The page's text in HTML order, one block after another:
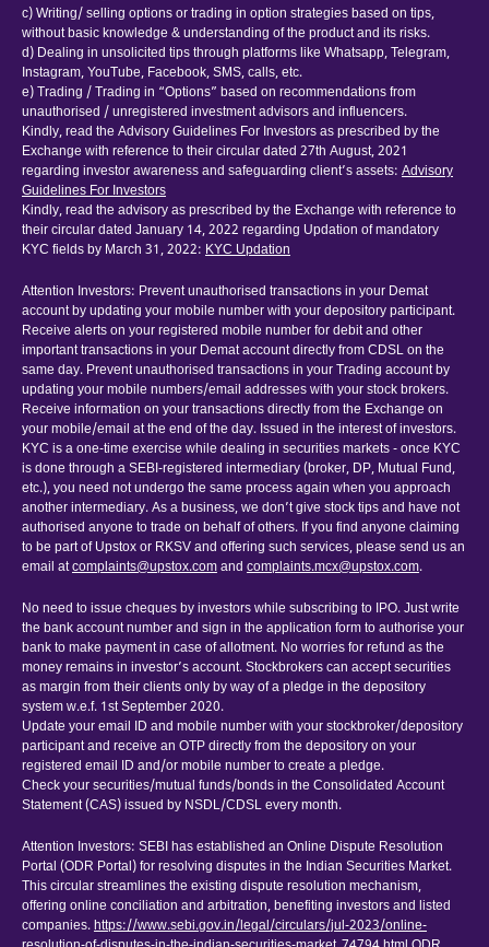
c) Writing/ selling options or trading in option strategies based on tips,
without basic knowledge & understanding of the product and its risks.
d) Dealing in unsolicited tips through platforms like Whatsapp, Telegram,
Instagram, YouTube, Facebook, SMS, calls, etc.
e) Trading / Trading in “Options” based on recommendations from
unauthorised / unregistered investment advisors and influencers.
Kindly, read the Advisory Guidelines For Investors as prescribed by the
Exchange with reference to their circular dated 27th August, 2021
regarding investor awareness and safeguarding client’s assets: Advisory
Guidelines For Investors
Kindly, read the advisory as prescribed by the Exchange with reference to
their circular dated January 14, 2022 regarding Updation of mandatory
KYC fields by March 31, 2022: KYC Updation
Attention Investors: Prevent unauthorised transactions in your Demat
account by updating your mobile number with your depository participant.
Receive alerts on your registered mobile number for debit and other
important transactions in your Demat account directly from CDSL on the
same day. Prevent unauthorised transactions in your Trading account by
updating your mobile numbers/email addresses with your stock brokers.
Receive information on your transactions directly from the Exchange on
your mobile/email at the end of the day. Issued in the interest of investors.
KYC is a one-time exercise while dealing in securities markets - once KYC
is done through a SEBI-registered intermediary (broker, DP, Mutual Fund,
etc.), you need not undergo the same process again when you approach
another intermediary. As a business, we don’t give stock tips and have not
authorised anyone to trade on behalf of others. If you find anyone claiming
to be part of Upstox or RKSV and offering such services, please send us an
email atcomplaints@upstox.comand complaints.mcx@upstox.com.
No need to issue cheques by investors while subscribing to IPO. Just write
the bank account number and sign in the application form to authorise your
bank to make payment in case of allotment. No worries for refund as the
money remains in investor’s account. Stockbrokers can accept securities
as margin from their clients only by way of a pledge in the depository
system w.e.f. 1st September 2020.
Update your email ID and mobile number with your stockbroker/depository
participant and receive an OTP directly from the depository on your
registered email ID and/or mobile number to create a pledge.
Check your securities/mutual funds/bonds in the Consolidated Account
Statement (CAS) issued by NSDL/CDSL every month.
Attention Investors: SEBI has established an Online Dispute Resolution
Portal (ODR Portal) for resolving disputes in the Indian Securities Market.
This circular streamlines the existing dispute resolution mechanism,
offering online conciliation and arbitration, benefiting investors and listed
companies.https://www.sebi.gov.in/legal/circulars/jul-2023/online-